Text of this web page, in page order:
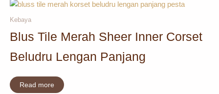
Kebaya
Blus Tile Merah Sheer Inner Corset
Beludru Lengan Panjang
Read more